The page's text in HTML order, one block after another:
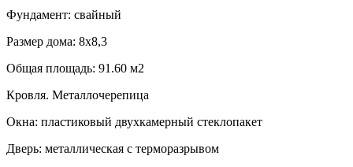
Фундамент: свайный
Размер дома: 8х8,3
Общая площадь: 91.60 м2
Кровля. Металлочерепица
Окна: пластиковый двухкамерный стеклопакет
Дверь: металлическая с терморазрывом